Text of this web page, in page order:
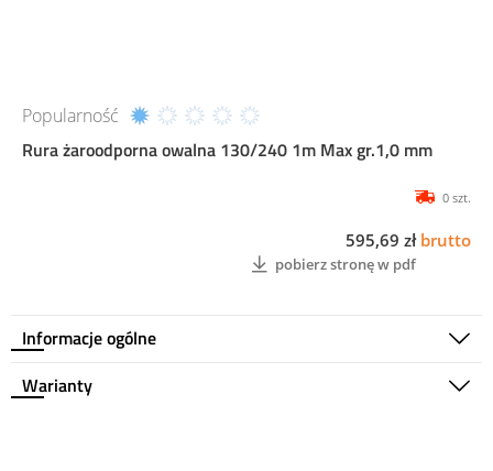
Popularność
Rura żaroodporna owalna 130/240 1m Max gr.1,0 mm
Informacje ogólne
0 szt.
595,69 zł brutto
pobierz stronę w pdf
Warianty